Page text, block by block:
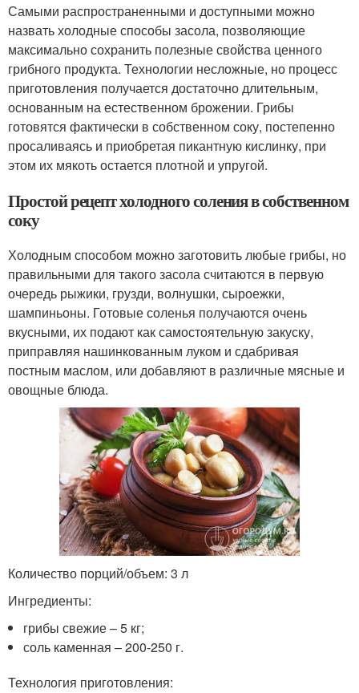
Самыми распространенными и доступными можно
назвать холодные способы засола, позволяющие
максимально сохранить полезные свойства ценного
грибного продукта. Технологии несложные, но процесс
приготовления получается достаточно длительным,
основанным на естественном брожении. Грибы
готовятся фактически в собственном соку, постепенно
просаливаясь и приобретая пикантную кислинку, при
этом их мякоть остается плотной и упругой.
Простой рецепт холодного соления в собственном
соку
Холодным способом можно заготовить любые грибы, но
правильными для такого засола считаются в первую
очередь рыжики, грузди, волнушки, сыроежки,
шампиньоны. Готовые соленья получаются очень
вкусными, их подают как самостоятельную закуску,
приправляя нашинкованным луком и сдабривая
постным маслом, или добавляют в различные мясные и
овощные блюда.
Количество порций/объем: 3 л
Ингредиенты:
грибы свежие – 5 кг;
соль каменная – 200-250 г.
Технология приготовления: